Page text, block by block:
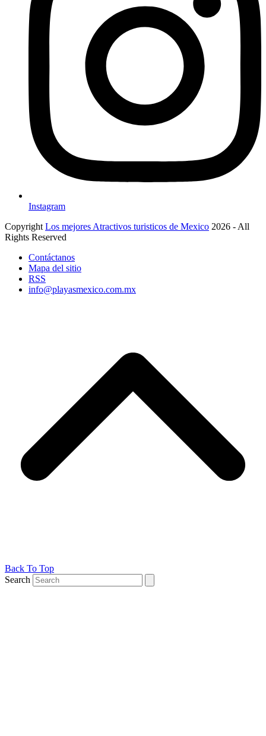
Instagram
Copyright Los mejores Atractivos turisticos de Mexico 2026 - All
Rights Reserved
Contáctanos
Mapa del sitio
RSS
info@playasmexico.com.mx
Back To Top
Search